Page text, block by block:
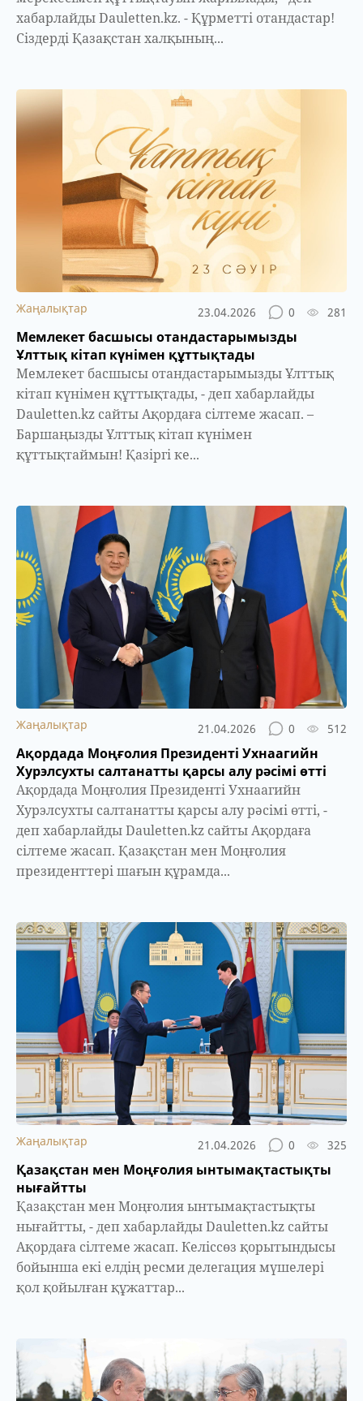
хабарлайды Dauletten.kz. - Құрметті отандастар!
Сіздерді Қазақстан халқының...
Жаңалықтар 23.04.2026 0 281
Мемлекет басшысы отандастарымызды
Ұлттық кітап күнімен құттықтады
Мемлекет басшысы отандастарымызды Ұлттық
кітап күнімен құттықтады, - деп хабарлайды
Dauletten.kz сайты Ақордаға сілтеме жасап. –
Баршаңызды Ұлттық кітап күнімен
құттықтаймын! Қазіргі ке...
Жаңалықтар 21.04.2026 0 512
Ақордада Моңғолия Президенті Ухнаагийн
Хурэлсухты салтанатты қарсы алу рәсімі өтті
Ақордада Моңғолия Президенті Ухнаагийн
Хурэлсухты салтанатты қарсы алу рәсімі өтті, -
деп хабарлайды Dauletten.kz сайты Ақордаға
сілтеме жасап. Қазақстан мен Моңғолия
президенттері шағын құрамда...
Жаңалықтар 21.04.2026 0 325
Қазақстан мен Моңғолия ынтымақтастықты
нығайтты
Қазақстан мен Моңғолия ынтымақтастықты
нығайтты, - деп хабарлайды Dauletten.kz сайты
Ақордаға сілтеме жасап. Келіссөз қорытындысы
бойынша екі елдің ресми делегация мүшелері
қол қойылған құжаттар...